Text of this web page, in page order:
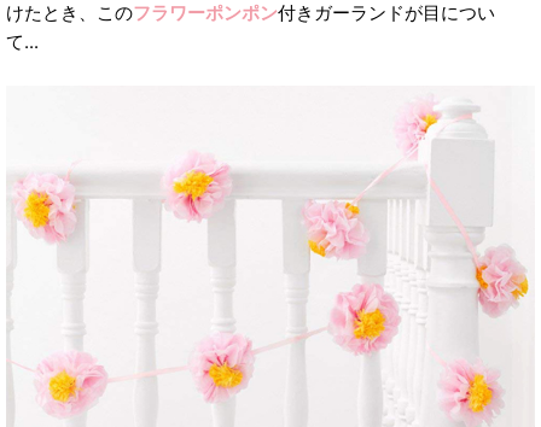
けたとき、このフラワーポンポン付きガーランドが目につい
て...